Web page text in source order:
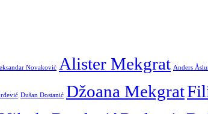
Novaković Alister Mekgrat Anders
Dušan Dostanić Džoana Mekgrat